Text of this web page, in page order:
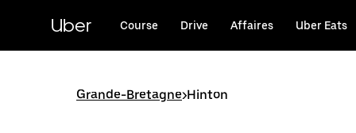
principal
Uber Course Drive Affaires Uber Eats
Grande-Bretagne>Hinton